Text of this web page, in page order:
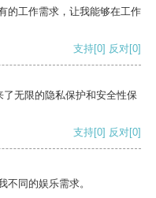
的工作需求，让我能够在工作
支持[0] 反对[0]
无限的隐私保护和安全性保
支持[0] 反对[0]
不同的娱乐需求。